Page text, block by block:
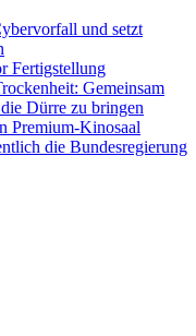
und setzt
Fertigstellung
Gemeinsam
Dürre zu bringen
Premium-Kinosaal
die Bundesregierung